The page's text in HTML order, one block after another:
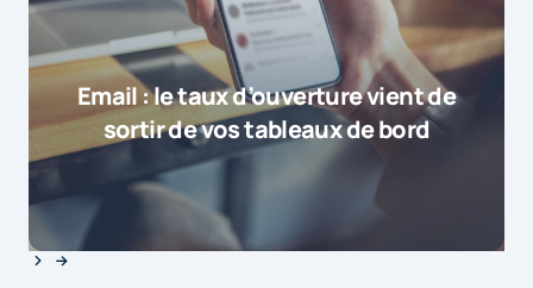
Email : le taux d’ouverture vient de
sortir de vos tableaux de bord